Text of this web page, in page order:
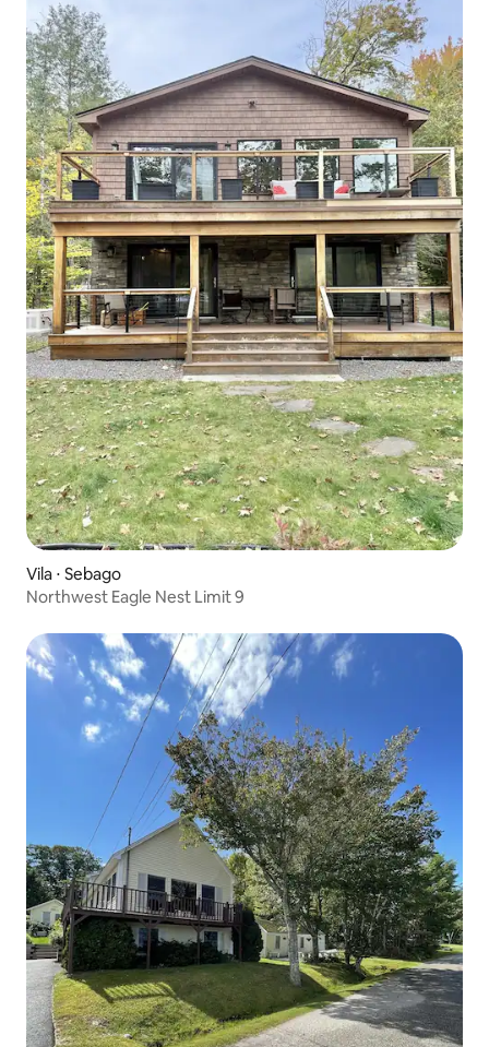
Vila ⋅ Sebago
Northwest Eagle Nest Limit 9